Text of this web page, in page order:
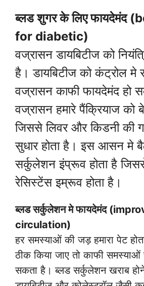
ब्लड शुगर के लिए फायदेमंद
for diabetic)
वज्रासन डायबिटीज को
है। डायबिटीज को कंट्रोल
वज्रासन काफी फायदेमंद हो
वज्रासन हमारे पैंक्रियाज को
जिससे लिवर और किडनी की
सुधार होता है। इस आसन मे
सर्कुलेशन इंप्रूव होता है
रेसिस्टेंस इम्रूव होता है।
ब्लड सर्कुलेशन मे फायदेमंद
circulation)
हर समस्याओं की जड़ हमारा पेट
ठीक किया जाए तो काफी समस्याओं
सकता है। ब्लड सर्कुलेशन खराब होने